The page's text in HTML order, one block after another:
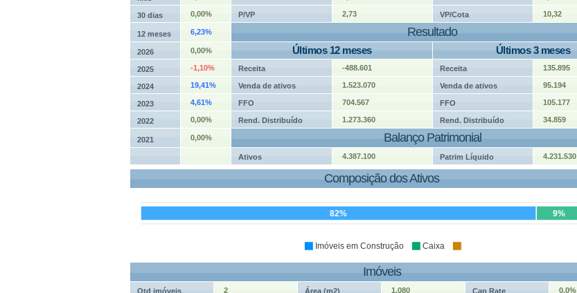
30 dias 0,00% P/VP 2,73 VP/Cota 10,32
12 meses 6,23% Resultado
2026 0,00% Últimos 12 meses Últimos 3 meses
2025 -1,10% Receita -488.601 Receita 135.895
2024 19,41% Venda de ativos 1.523.070 Venda de ativos 95.194
2023 4,61% FFO 704.567 FFO 105.177
2022 0,00% Rend. Distribuído 1.273.360 Rend. Distribuído 34.859
2021 0,00% Balanço Patrimonial
Ativos 4.387.100 Patrim Líquido 4.231.530
Composição dos Ativos
82% 9%
Imóveis em Construção Caixa
Imóveis
Qtd imóveis 2 Área (m2) 1.080 Cap Rate 0,0%